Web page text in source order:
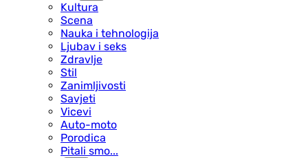
Kultura
Scena
Nauka i tehnologija
Ljubav i seks
Zdravlje
Stil
Zanimljivosti
Savjeti
Vicevi
Auto-moto
Porodica
Pitali smo...